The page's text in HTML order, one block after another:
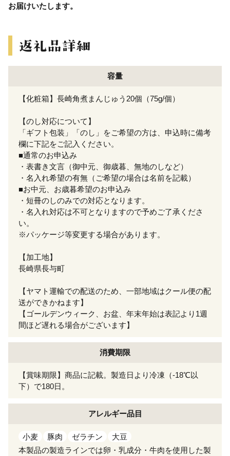
お届けいたします。
容量
【化粧箱】長崎角煮まんじゅう20個（75g/個）
【のし対応について】
「ギフト包装」「のし」をご希望の方は、申込時に備考
欄に下記をご記入ください。
■通常のお申込み
・表書き文言（御中元、御歳暮、無地のしなど）
・名入れ希望の有無（ご希望の場合は名前を記載）
■お中元、お歳暮希望のお申込み
・短冊のしのみでの対応となります。
・名入れ対応は不可となりますので予めご了承くださ
い。
※パッケージ等変更する場合があります。
【加工地】
長崎県長与町
【ヤマト運輸での配送のため、一部地域はクール便の配
送ができかねます】
【ゴールデンウィーク、お盆、年末年始は表記より1週
間ほど遅れる場合がございます】
消費期限
【賞味期限】商品に記載。製造日より冷凍（-18℃以
下）で180日。
アレルギー品目
小麦 豚肉 ゼラチン
大豆
本製品の製造ラインでは卵・乳成分・牛肉を使用した製